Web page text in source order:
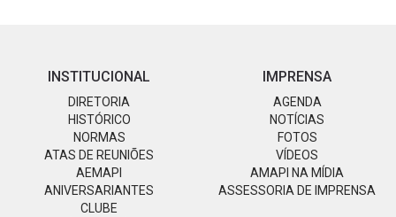
INSTITUCIONAL
DIRETORIA
HISTÓRICO
NORMAS
ATAS DE REUNIÕES
AEMAPI
ANIVERSARIANTES
CLUBE
IMPRENSA
AGENDA
NOTÍCIAS
FOTOS
VÍDEOS
AMAPI NA MÍDIA
ASSESSORIA DE IMPRENSA